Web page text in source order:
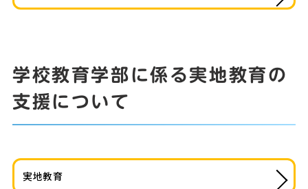
学校教育学部に係る実地教育の
支援について
実地教育